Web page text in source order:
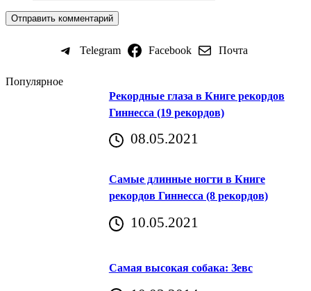
Telegram Facebook Почта
Популярное
Рекордные глаза в Книге рекордов
Гиннесса (19 рекордов)
08.05.2021
Самые длинные ногти в Книге
рекордов Гиннесса (8 рекордов)
10.05.2021
Самая высокая собака: Зевс